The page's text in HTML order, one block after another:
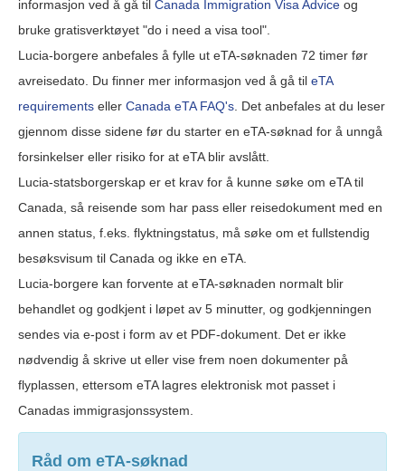
informasjon ved å gå til Canada Immigration Visa Advice og
bruke gratisverktøyet "do i need a visa tool".
Lucia-borgere anbefales å fylle ut eTA-søknaden 72 timer før
avreisedato. Du finner mer informasjon ved å gå til eTA
requirements eller Canada eTA FAQ's . Det anbefales at du leser
gjennom disse sidene før du starter en eTA-søknad for å unngå
forsinkelser eller risiko for at eTA blir avslått.
Lucia-statsborgerskap er et krav for å kunne søke om eTA til
Canada, så reisende som har pass eller reisedokument med en
annen status, f.eks. flyktningstatus, må søke om et fullstendig
besøksvisum til Canada og ikke en eTA.
Lucia-borgere kan forvente at eTA-søknaden normalt blir
behandlet og godkjent i løpet av 5 minutter, og godkjenningen
sendes via e-post i form av et PDF-dokument. Det er ikke
nødvendig å skrive ut eller vise frem noen dokumenter på
flyplassen, ettersom eTA lagres elektronisk mot passet i
Canadas immigrasjonssystem.
Råd om eTA-søknad